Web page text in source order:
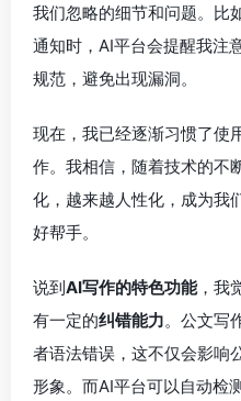
我们忽略的细节和问题。比
通知时，AI平台会提醒我注
规范，避免出现漏洞。
现在，我已经逐渐习惯了使
作。我相信，随着技术的不
化，越来越人性化，成为我
好帮手。
说到AI写作的特色功能，我
有一定的纠错能力。公文写
者语法错误，这不仅会影响
形象。而AI平台可以自动检